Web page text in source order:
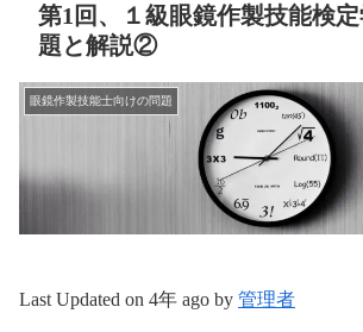
第1回、１級眼鏡作製技能検
題と解説②
眼鏡作製技能士向けの問題
Last Updated on 4年 ago by 管理者